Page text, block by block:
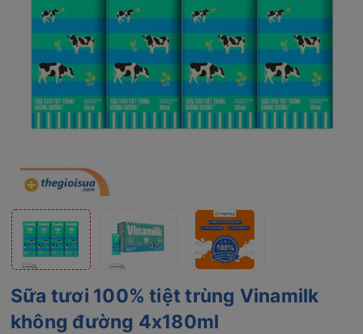
Sữa tươi 100% tiệt trùng Vinamilk
không đường 4x180ml